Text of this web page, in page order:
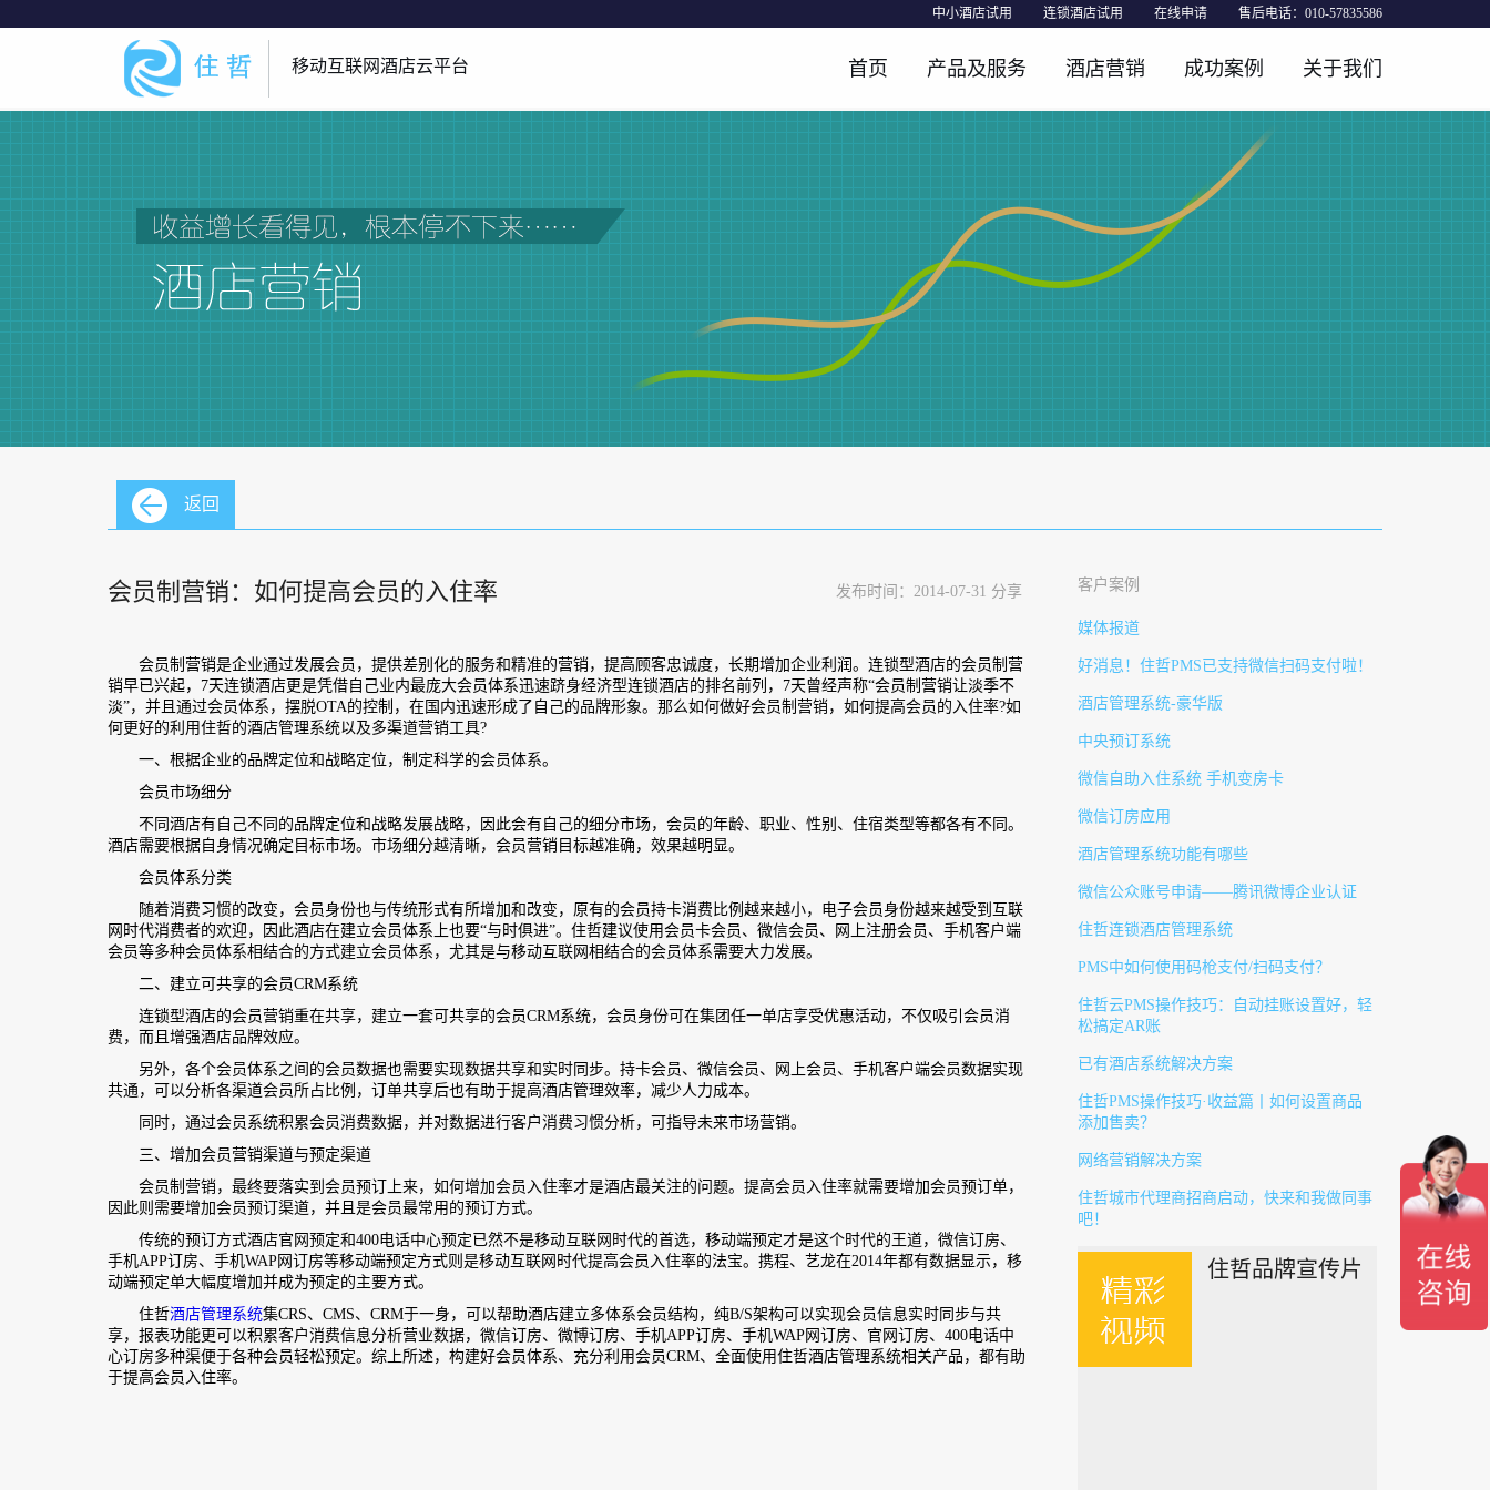
售后电话：010-57835586
在线申请
连锁酒店试用
中小酒店试用
移动互联网酒店云平台 关于我们
成功案例
酒店营销
产品及服务
首页
返回
客户案例
媒体报道
好消息！住哲PMS已支持微信扫码支付啦！
酒店管理系统-豪华版
中央预订系统
微信自助入住系统 手机变房卡
微信订房应用
酒店管理系统功能有哪些
微信公众账号申请——腾讯微博企业认证
住哲连锁酒店管理系统
PMS中如何使用码枪支付/扫码支付？
住哲云PMS操作技巧：自动挂账设置好，轻
松搞定AR账
已有酒店系统解决方案
住哲PMS操作技巧·收益篇丨如何设置商品
添加售卖？
网络营销解决方案
住哲城市代理商招商启动，快来和我做同事
吧！
住哲品牌宣传片
会员制营销：如何提高会员的入住率 发布时间：2014-07-31 分享
会员制营销是企业通过发展会员，提供差别化的服务和精准的营销，提高顾客忠诚度，长期增加企业利润。连锁型酒店的会员制营
销早已兴起，7天连锁酒店更是凭借自己业内最庞大会员体系迅速跻身经济型连锁酒店的排名前列，7天曾经声称“会员制营销让淡季不
淡”，并且通过会员体系，摆脱OTA的控制，在国内迅速形成了自己的品牌形象。那么如何做好会员制营销，如何提高会员的入住率?如
何更好的利用住哲的酒店管理系统以及多渠道营销工具?
一、根据企业的品牌定位和战略定位，制定科学的会员体系。
会员市场细分
不同酒店有自己不同的品牌定位和战略发展战略，因此会有自己的细分市场，会员的年龄、职业、性别、住宿类型等都各有不同。
酒店需要根据自身情况确定目标市场。市场细分越清晰，会员营销目标越准确，效果越明显。
会员体系分类
随着消费习惯的改变，会员身份也与传统形式有所增加和改变，原有的会员持卡消费比例越来越小，电子会员身份越来越受到互联
网时代消费者的欢迎，因此酒店在建立会员体系上也要“与时俱进”。住哲建议使用会员卡会员、微信会员、网上注册会员、手机客户端
会员等多种会员体系相结合的方式建立会员体系，尤其是与移动互联网相结合的会员体系需要大力发展。
二、建立可共享的会员CRM系统
连锁型酒店的会员营销重在共享，建立一套可共享的会员CRM系统，会员身份可在集团任一单店享受优惠活动，不仅吸引会员消
费，而且增强酒店品牌效应。
另外，各个会员体系之间的会员数据也需要实现数据共享和实时同步。持卡会员、微信会员、网上会员、手机客户端会员数据实现
共通，可以分析各渠道会员所占比例，订单共享后也有助于提高酒店管理效率，减少人力成本。
同时，通过会员系统积累会员消费数据，并对数据进行客户消费习惯分析，可指导未来市场营销。
三、增加会员营销渠道与预定渠道
会员制营销，最终要落实到会员预订上来，如何增加会员入住率才是酒店最关注的问题。提高会员入住率就需要增加会员预订单，
因此则需要增加会员预订渠道，并且是会员最常用的预订方式。
传统的预订方式酒店官网预定和400电话中心预定已然不是移动互联网时代的首选，移动端预定才是这个时代的王道，微信订房、
手机APP订房、手机WAP网订房等移动端预定方式则是移动互联网时代提高会员入住率的法宝。携程、艺龙在2014年都有数据显示，移
动端预定单大幅度增加并成为预定的主要方式。
住哲酒店管理系统集CRS、CMS、CRM于一身，可以帮助酒店建立多体系会员结构，纯B/S架构可以实现会员信息实时同步与共
享，报表功能更可以积累客户消费信息分析营业数据，微信订房、微博订房、手机APP订房、手机WAP网订房、官网订房、400电话中
心订房多种渠便于各种会员轻松预定。综上所述，构建好会员体系、充分利用会员CRM、全面使用住哲酒店管理系统相关产品，都有助
于提高会员入住率。